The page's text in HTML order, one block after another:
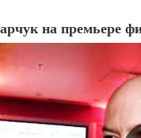
на премьере